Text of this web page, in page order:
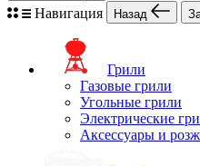
Навигация Назад
Грили
Газовые грили
Угольные грили
Электрические
Аксессуары и